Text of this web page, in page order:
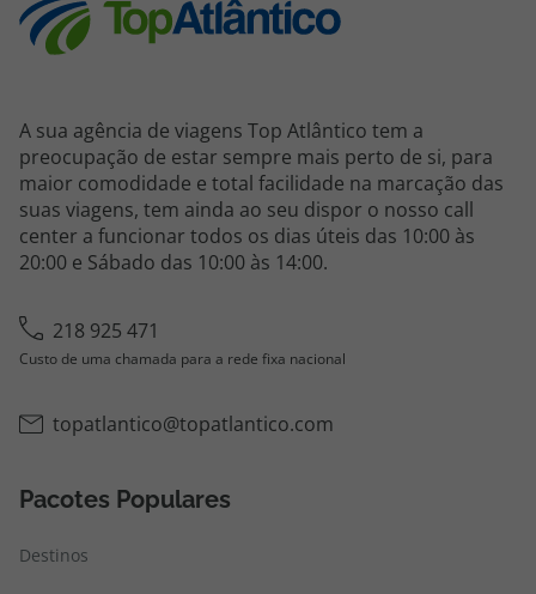
A sua agência de viagens Top Atlântico tem a
preocupação de estar sempre mais perto de si, para
maior comodidade e total facilidade na marcação das
suas viagens, tem ainda ao seu dispor o nosso call
center a funcionar todos os dias úteis das 10:00 às
20:00 e Sábado das 10:00 às 14:00.
218 925 471
Custo de uma chamada para a rede fixa nacional
topatlantico@topatlantico.com
Pacotes Populares
Destinos